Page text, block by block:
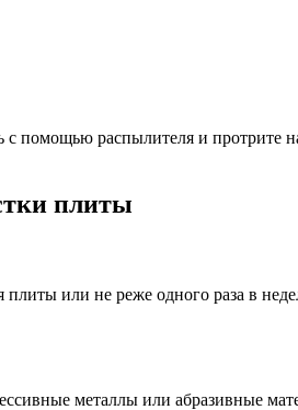
распылителя и протрите
плиты
или не реже одного раза в
металлы или абразивные